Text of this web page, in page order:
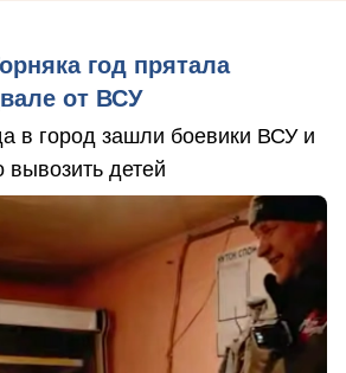
год прятала
от ВСУ
в город зашли боевики ВСУ и
вывозить детей